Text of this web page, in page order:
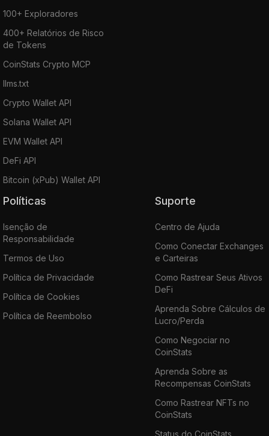
100+ Exploradores
400+ Relatórios de Risco
de Tokens
CoinStats Crypto MCP
llms.txt
Crypto Wallet API
Solana Wallet API
EVM Wallet API
DeFi API
Bitcoin (xPub) Wallet API
Políticas
Isenção de
Responsabilidade
Termos de Uso
Política de Privacidade
Política de Cookies
Política de Reembolso
Suporte
Centro de Ajuda
Como Conectar Exchanges
e Carteiras
Como Rastrear Seus Ativos
DeFi
Aprenda Sobre Cálculos de
Lucro/Perda
Como Negociar no
CoinStats
Aprenda Sobre as
Recompensas CoinStats
Como Rastrear NFTs no
CoinStats
Status do CoinStats